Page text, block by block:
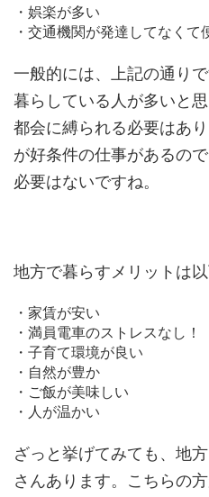
・娯楽が多い
・交通機関が発達してなくて
一般的には、上記の通り
暮らしている人が多いと
都会に縛られる必要はあ
が好条件の仕事があるの
必要はないですね。
地方で暮らすメリットは以
・家賃が安い
・満員電車のストレスなし！
・子育て環境が良い
・自然が豊か
・ご飯が美味しい
・人が温かい
ざっと挙げてみても、地
さんあります。こちらの